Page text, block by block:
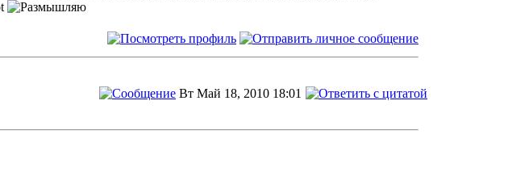
Вт Май 18, 2010 18:01